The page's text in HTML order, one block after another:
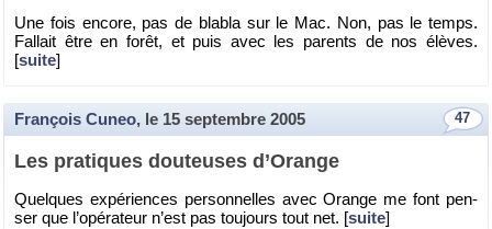
Une fois en­core, pas de bla­bla sur le Mac. Non, pas le temps.
Fal­lait être en forêt, et puis avec les pa­rents de nos élèves.
[suite]
47
François Cuneo, le 15 septembre 2005
Les pra­tiques dou­teuses d’Orange
Quelques ex­pé­riences per­son­nelles avec Orange me font pen­
ser que l’opé­ra­teur n’est pas tou­jours tout net. [suite]